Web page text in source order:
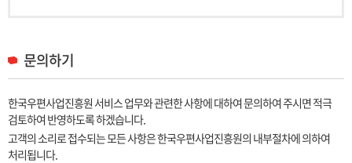
문의하기
한국우편사업진흥원 서비스 업무와 관련한 사항에 대하여 문의하여 주시면 적극
검토하여 반영하도록 하겠습니다.
고객의 소리로 접수되는 모든 사항은 한국우편사업진흥원의 내부절차에 의하여
처리됩니다.